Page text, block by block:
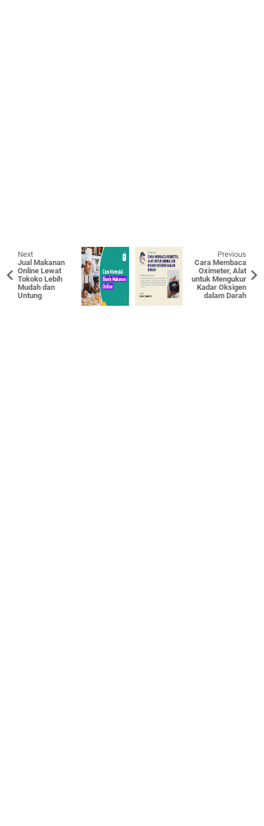
Next
Jual Makanan
Online Lewat
Tokoko Lebih
Mudah dan
Untung
Previous
Cara Membaca
Oximeter, Alat
untuk Mengukur
Kadar Oksigen
dalam Darah